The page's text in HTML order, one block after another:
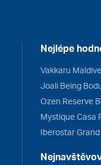
Nejlépe
Vakkaru
Joali Being
Ozen Reserve
Mystique Casa